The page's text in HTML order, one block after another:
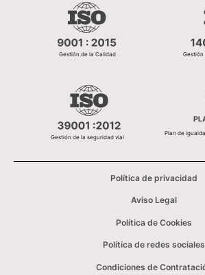
Gestión de la Calidad Gestión
Gestión de la seguridad vial
Plan de
Política de privacidad
Aviso Legal
Política de Cookies
Política de redes sociales
Condiciones de